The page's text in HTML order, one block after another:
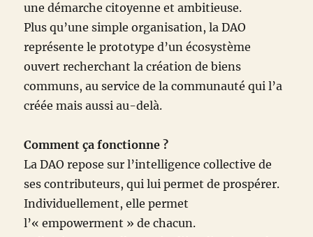
une démarche citoyenne et ambitieuse.
Plus qu’une simple organisation, la DAO
représente le prototype d’un écosystème
ouvert recherchant la création de biens
communs, au service de la communauté qui l’a
créée mais aussi au-delà.
Comment ça fonctionne ?
La DAO repose sur l’intelligence collective de
ses contributeurs, qui lui permet de prospérer.
Individuellement, elle permet
l’« empowerment » de chacun.